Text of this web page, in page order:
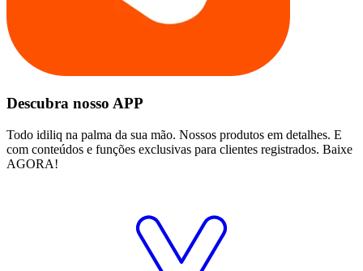
Descubra nosso APP
Todo idiliq na palma da sua mão. Nossos produtos em detalhes. E
com conteúdos e funções exclusivas para clientes registrados. Baixe
AGORA!